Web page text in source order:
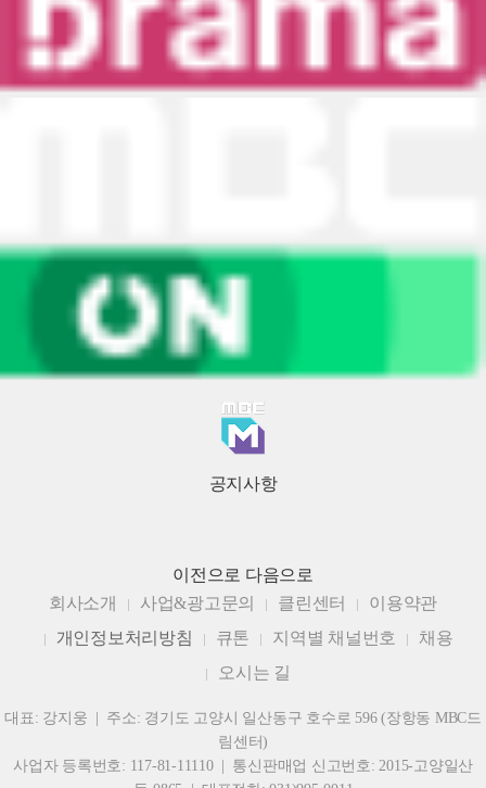
공지사항
이전으로 다음으로
회사소개
사업&광고문의 클린센터
이용약관
개인정보처리방침
큐톤 지역별 채널번호
채용
오시는 길
대표: 강지웅 | 주소: 경기도 고양시 일산동구 호수로 596 (장항동 MBC드
림센터)
사업자 등록번호: 117-81-11110 | 통신판매업 신고번호: 2015-고양일산